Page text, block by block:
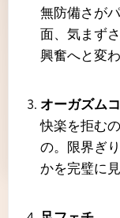
無防備さが
面、気まず
興奮へと変わ
オーガズム
快楽を拒む
の。限界ぎ
かを完璧に